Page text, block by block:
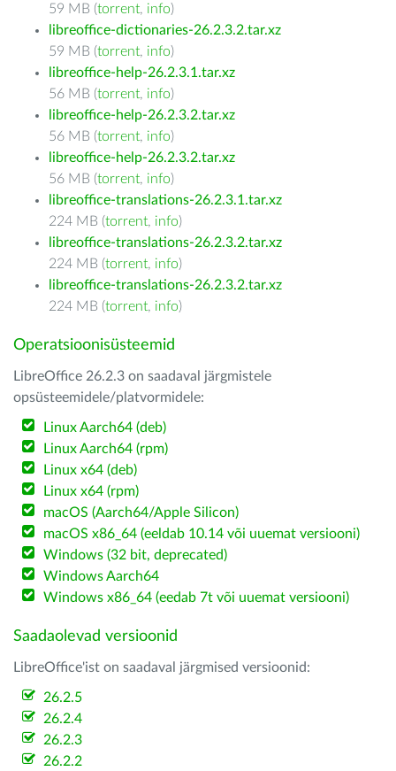
59 MB (torrent, info)
libreoffice-dictionaries-26.2.3.2.tar.xz
59 MB (torrent, info)
libreoffice-help-26.2.3.1.tar.xz
56 MB (torrent, info)
libreoffice-help-26.2.3.2.tar.xz
56 MB (torrent, info)
libreoffice-help-26.2.3.2.tar.xz
56 MB (torrent, info)
libreoffice-translations-26.2.3.1.tar.xz
224 MB (torrent, info)
libreoffice-translations-26.2.3.2.tar.xz
224 MB (torrent, info)
libreoffice-translations-26.2.3.2.tar.xz
224 MB (torrent, info)
Operatsioonisüsteemid
LibreOffice 26.2.3 on saadaval järgmistele
opsüsteemidele/platvormidele:
Linux Aarch64 (deb)
Linux Aarch64 (rpm)
Linux x64 (deb)
Linux x64 (rpm)
macOS (Aarch64/Apple Silicon)
macOS x86_64 (eeldab 10.14 või uuemat versiooni)
Windows (32 bit, deprecated)
Windows Aarch64
Windows x86_64 (eedab 7t või uuemat versiooni)
Saadaolevad versioonid
LibreOffice'ist on saadaval järgmised versioonid:
26.2.5
26.2.4
26.2.3
26.2.2